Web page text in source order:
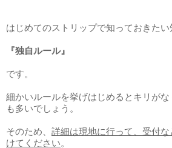
はじめてのストリップで知っておきたい
『独自ルール』
です。
細かいルールを挙げはじめるとキリが
も多いでしょう。
そのため、 詳細は現地に行って、受付
けてください。